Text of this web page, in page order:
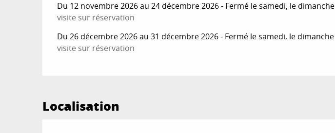
Du 12 novembre 2026 au 24 décembre 2026 - Fermé le samedi, le dimanche
visite sur réservation
Du 26 décembre 2026 au 31 décembre 2026 - Fermé le samedi, le dimanche
visite sur réservation
Localisation